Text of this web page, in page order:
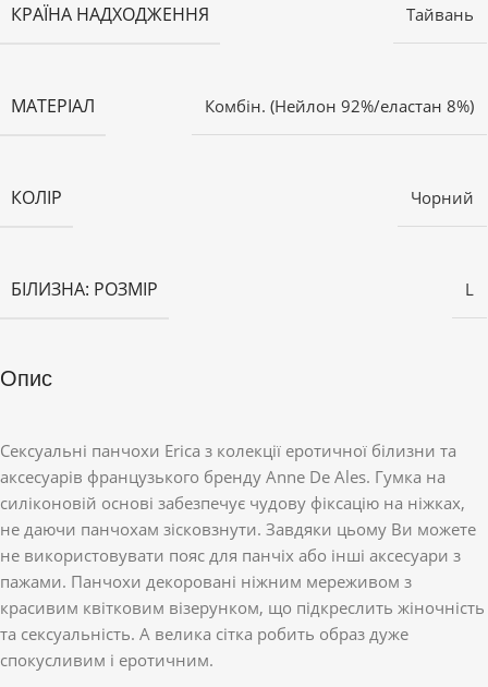
КРАЇНА НАДХОДЖЕННЯ Тайвань
МАТЕРІАЛ Комбін. (Нейлон 92%/еластан 8%)
КОЛІР Чорний
БІЛИЗНА: РОЗМІР L
Опис
Сексуальні панчохи Erica з колекції еротичної білизни та
аксесуарів французького бренду Anne De Ales. Гумка на
силіконовій основі забезпечує чудову фіксацію на ніжках,
не даючи панчохам зісковзнути. Завдяки цьому Ви можете
не використовувати пояс для панчіх або інші аксесуари з
пажами. Панчохи декоровані ніжним мереживом з
красивим квітковим візерунком, що підкреслить жіночність
та сексуальність. А велика сітка робить образ дуже
спокусливим і еротичним.